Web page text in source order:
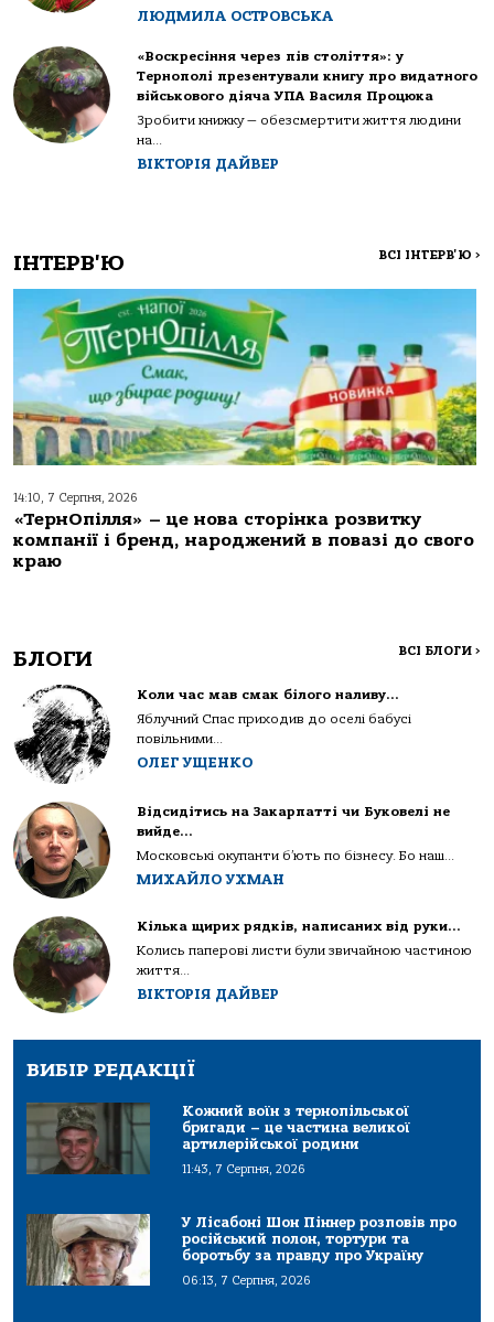
ЛЮДМИЛА ОСТРОВСЬКА
«Воскресіння через пів століття»: у
Тернополі презентували книгу про видатного
військового діяча УПА Василя Процюка
Зробити книжку — обезсмертити життя людини
на...
ВІКТОРІЯ ДАЙВЕР
ІНТЕРВ'Ю ВСІ ІНТЕРВ'Ю >
14:10, 7 Серпня, 2026
«ТернОпілля» – це нова сторінка розвитку
компанії і бренд, народжений в повазі до свого
краю
БЛОГИ ВСІ БЛОГИ >
Коли час мав смак білого наливу…
Яблучний Спас приходив до оселі бабусі
повільними...
ОЛЕГ УЩЕНКО
Відсидітись на Закарпатті чи Буковелі не
вийде…
Московські окупанти б’ють по бізнесу. Бо наш...
МИХАЙЛО УХМАН
Кілька щирих рядків, написаних від руки…
Колись паперові листи були звичайною частиною
життя...
ВІКТОРІЯ ДАЙВЕР
ВИБІР РЕДАКЦІЇ
Кожний воїн з тернопільської
бригади – це частина великої
артилерійської родини
11:43, 7 Серпня, 2026
У Лісабоні Шон Піннер розповів про
російський полон, тортури та
боротьбу за правду про Україну
06:13, 7 Серпня, 2026